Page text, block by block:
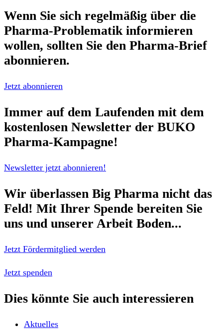
Wenn Sie sich regelmäßig über die
Pharma-Problematikinformieren
wollen, sollten Sie den Pharma-Brief
abonnieren.
Jetzt abonnieren
Immer auf dem Laufenden mit dem
kostenlosen Newsletter der BUKO
Pharma-Kampagne!
Newsletter jetzt abonnieren!
Wir überlassen Big Pharma nicht das
Feld! Mit Ihrer Spende bereiten Sie
uns und unserer Arbeit Boden...
Jetzt Fördermitglied werden
Jetzt spenden
Dies könnte Sie auch interessieren
Aktuelles